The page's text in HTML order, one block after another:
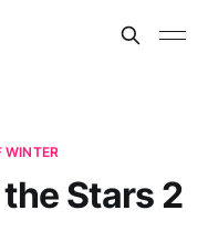
WINTER
Stars 2